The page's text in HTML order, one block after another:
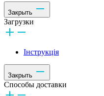
Закрыть
Загрузки
Інструкція
Закрыть
Способы доставки